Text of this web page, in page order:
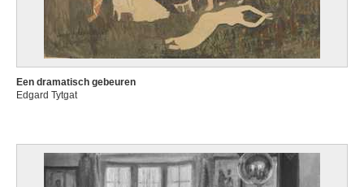
Een dramatisch gebeuren
Edgard Tytgat